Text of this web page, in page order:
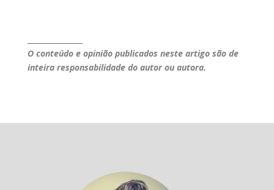
O conteúdo e opinião publicados neste artigo são de
inteira responsabilidade do autor ou autora.